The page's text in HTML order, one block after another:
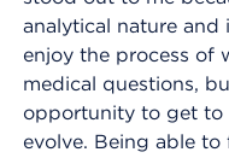
analytical nature and
enjoy the process of
medical questions,
opportunity to get to
evolve. Being able